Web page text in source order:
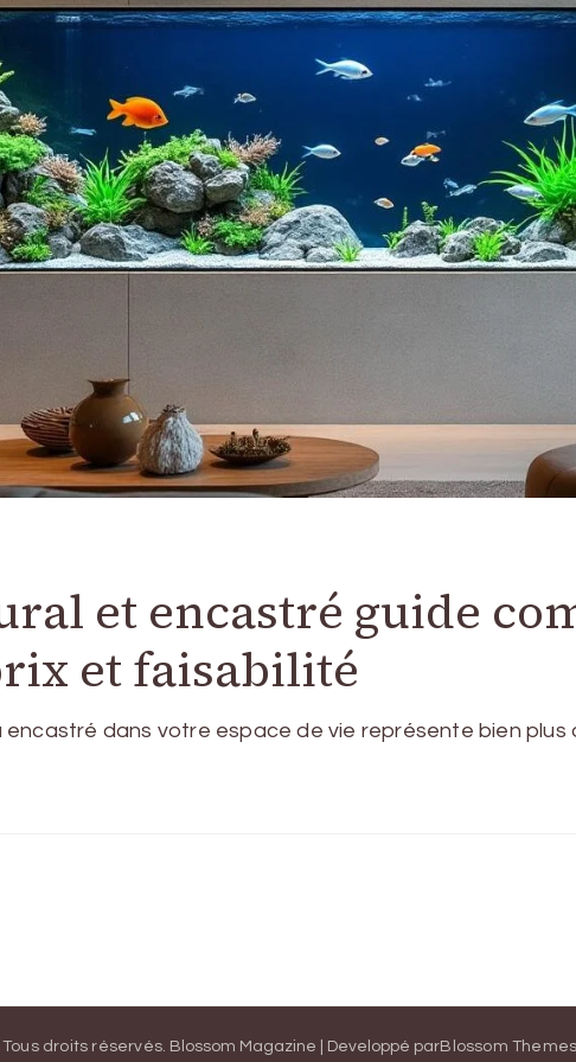
et encastré guide
et faisabilité
encastré dans votre espace de vie représente bien plus
Tous droits réservés. Blossom Magazine | Developpé parBlossom Themes